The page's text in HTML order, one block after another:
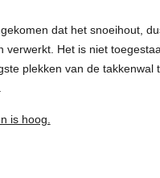
dat het snoeihout,
Het is niet
plekken van de
is hoog.